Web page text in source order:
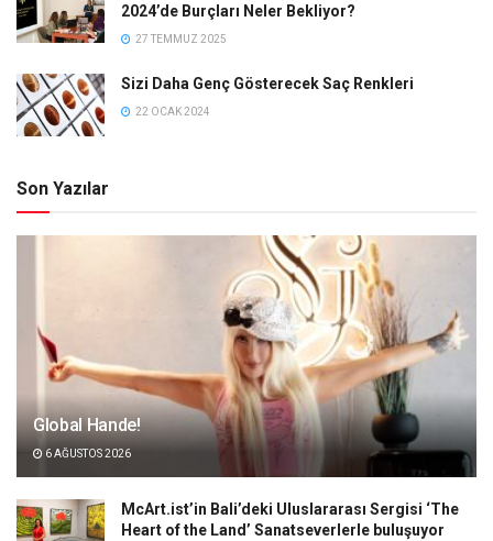
2024’de Burçları Neler Bekliyor?
27 TEMMUZ 2025
Sizi Daha Genç Gösterecek Saç Renkleri
22 OCAK 2024
Son Yazılar
Global Hande!
6 AĞUSTOS 2026
McArt.ist’in Bali’deki Uluslararası Sergisi ‘The
Heart of the Land’ Sanatseverlerle buluşuyor